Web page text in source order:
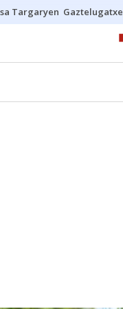
Targaryen Gaztelugatxe